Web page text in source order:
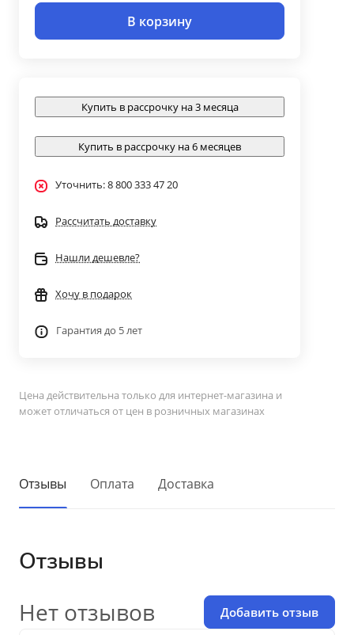
В корзину
Купить в рассрочку на 3 месяца
Купить в рассрочку на 6 месяцев
Уточнить: 8 800 333 47 20
Рассчитать доставку
Нашли дешевле?
Хочу в подарок
Гарантия до 5 лет
Цена действительна только для интернет-магазина и
может отличаться от цен в розничных магазинах
Отзывы Оплата Доставка
Отзывы
Нет отзывов Добавить отзыв